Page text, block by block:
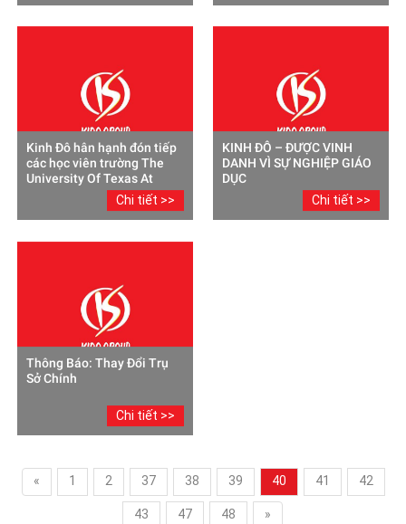
Kinh Đô hân hạnh đón tiếp
các học viên trường The
University Of Texas At
Austin (McCombs)
Chi tiết >>
KINH ĐÔ – ĐƯỢC VINH
DANH VÌ SỰ NGHIỆP GIÁO
DỤC
Chi tiết >>
Thông Báo: Thay Đổi Trụ
Sở Chính
Chi tiết >>
« 1 2 37 38 39 40 41 42
43 47 48 »